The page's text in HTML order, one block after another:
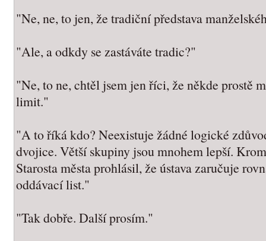
"Ne, ne, to jen, že tradiční představa
"Ale, a odkdy se zastáváte tradic?"
"Ne, to ne, chtěl jsem jen říci, že někde prostě
limit."
"A to říká kdo? Neexistuje žádné logické
dvojice. Větší skupiny jsou mnohem lepší.
Starosta města prohlásil, že ústava zaručuje
oddávací list."
"Tak dobře. Další prosím."